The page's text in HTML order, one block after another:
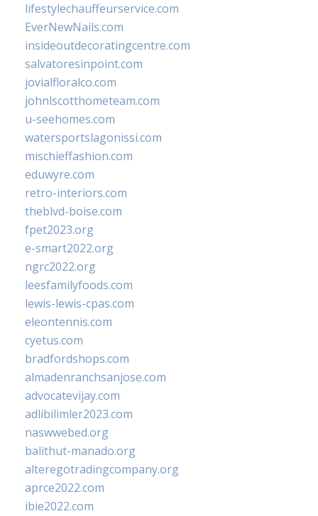
lifestylechauffeurservice.com
EverNewNails.com
insideoutdecoratingcentre.com
salvatoresinpoint.com
jovialfloralco.com
johnlscotthometeam.com
u-seehomes.com
watersportslagonissi.com
mischieffashion.com
eduwyre.com
retro-interiors.com
theblvd-boise.com
fpet2023.org
e-smart2022.org
ngrc2022.org
leesfamilyfoods.com
lewis-lewis-cpas.com
eleontennis.com
cyetus.com
bradfordshops.com
almadenranchsanjose.com
advocatevijay.com
adlibilimler2023.com
naswwebed.org
balithut-manado.org
alteregotradingcompany.org
aprce2022.com
ibie2022.com